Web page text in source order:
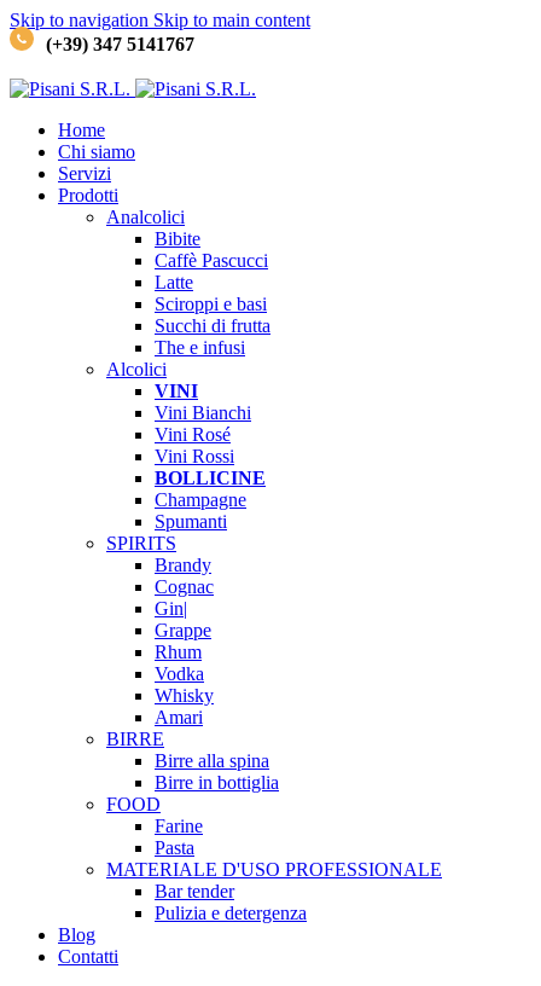
Skip to navigation Skip to main content
(+39) 347 5141767
Home
Chi siamo
Servizi
Prodotti
Analcolici
Bibite
Caffè Pascucci
Latte
Sciroppi e basi
Succhi di frutta
The e infusi
Alcolici
VINI
Vini Bianchi
Vini Rosé
Vini Rossi
BOLLICINE
Champagne
Spumanti
SPIRITS
Brandy
Cognac
Gin|
Grappe
Rhum
Vodka
Whisky
Amari
BIRRE
Birre alla spina
Birre in bottiglia
FOOD
Farine
Pasta
MATERIALE D'USO PROFESSIONALE
Bar tender
Pulizia e detergenza
Blog
Contatti